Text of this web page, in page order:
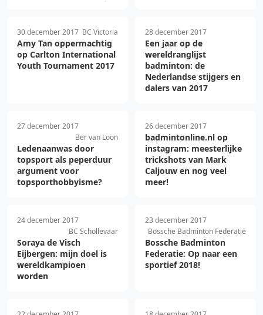
30 december 2017 BC Victoria
Amy Tan oppermachtig
op Carlton International
Youth Tournament 2017
28 december 2017
Een jaar op de
wereldranglijst
badminton: de
Nederlandse stijgers en
dalers van 2017
27 december 2017
Ber van Loon
Ledenaanwas door
topsport als peperduur
argument voor
topsporthobbyisme?
26 december 2017
badmintonline.nl op
instagram: meesterlijke
trickshots van Mark
Caljouw en nog veel
meer!
24 december 2017
BC Schollevaar
Soraya de Visch
Eijbergen: mijn doel is
wereldkampioen
worden
23 december 2017
Bossche Badminton Federatie
Bossche Badminton
Federatie: Op naar een
sportief 2018!